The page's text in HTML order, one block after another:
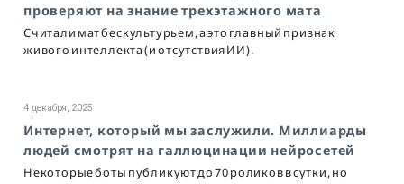
проверяют на знание трехэтажного мата
Считали мат бескультурьем, а это главный признак
живого интеллекта (и отсутствия ИИ).
4 декабря, 2025
Интернет, который мы заслужили. Миллиарды
людей смотрят на галлюцинации нейросетей
Некоторые боты публикуют до 70 роликов в сутки, но